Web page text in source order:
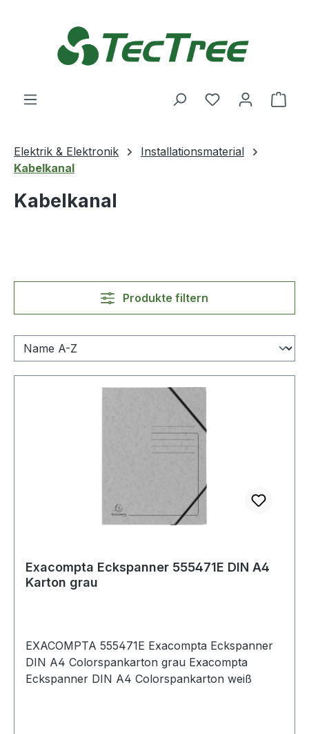
Du hast 0
Elektrik & Elektronik
Installationsmaterial
Kabelkanal
Kabelkanal
Produkte filtern
Exacompta Eckspanner 555471E DIN A4
Karton grau
EXACOMPTA 555471E Exacompta Eckspanner
DIN A4 Colorspankarton grau Exacompta
Eckspanner DIN A4 Colorspankarton weiß